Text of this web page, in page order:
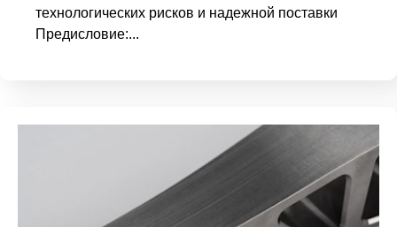
технологических рисков и надежной поставки
Предисловие:...